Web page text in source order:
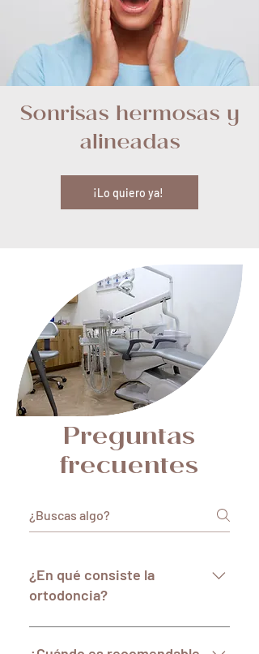
Sonrisas hermosas y
alineadas
¡Lo quiero ya!
Preguntas
frecuentes
¿En qué consiste la
ortodoncia?
La ortodoncia es una especialidad
de la odontología que se encarga